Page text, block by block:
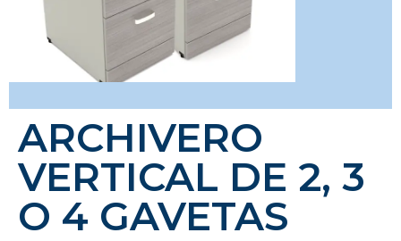
ARCHIVERO
VERTICAL DE 2, 3
O 4 GAVETAS